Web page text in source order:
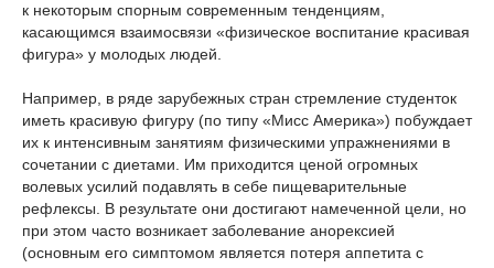
к некоторым спорным современным тенденциям,
касающимся взаимосвязи «физическое воспитание красивая
фигура» у молодых людей.
Например, в ряде зарубежных стран стремление студенток
иметь красивую фигуру (по типу «Мисс Америка») побуждает
их к интенсивным занятиям физическими упражнениями в
сочетании с диетами. Им приходится ценой огромных
волевых усилий подавлять в себе пищеварительные
рефлексы. В результате они достигают намеченной цели, но
при этом часто возникает заболевание анорексией
(основным его симптомом является потеря аппетита с